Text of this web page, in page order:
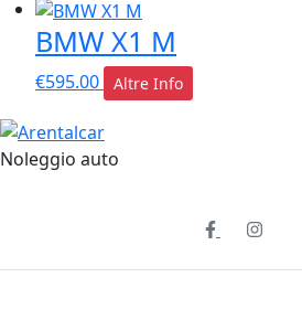
BMW X1 M
€595.00 Altre Info
Noleggio auto